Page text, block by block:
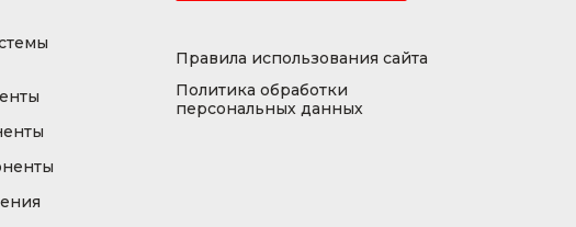
Правила использования сайта
Политика обработки
персональных данных